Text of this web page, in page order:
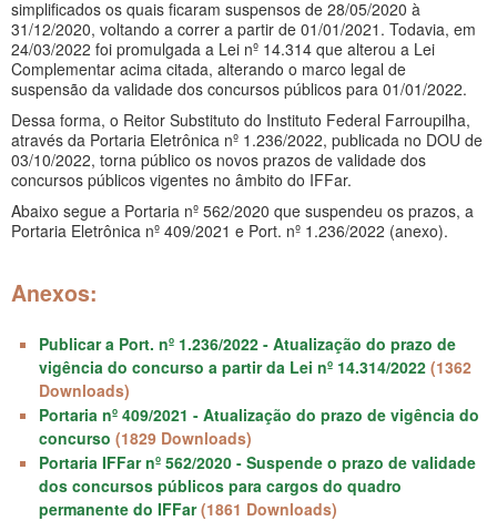
simplificados os quais ficaram suspensos de 28/05/2020 à
31/12/2020, voltando a correr a partir de 01/01/2021. Todavia, em
24/03/2022 foi promulgada a Lei nº 14.314 que alterou a Lei
Complementar acima citada, alterando o marco legal de
suspensão da validade dos concursos públicos para 01/01/2022.
Dessa forma, o Reitor Substituto do Instituto Federal Farroupilha,
através da Portaria Eletrônica nº 1.236/2022, publicada no DOU de
03/10/2022, torna público os novos prazos de validade dos
concursos públicos vigentes no âmbito do IFFar.
Abaixo segue a Portaria nº 562/2020 que suspendeu os prazos, a
Portaria Eletrônica nº 409/2021 e Port. nº 1.236/2022 (anexo).
Anexos:
Publicar a Port. nº 1.236/2022 - Atualização do prazo de
vigência do concurso a partir da Lei nº 14.314/2022 (1362
Downloads)
Portaria nº 409/2021 - Atualização do prazo de vigência do
concurso (1829 Downloads)
Portaria IFFar nº 562/2020 - Suspende o prazo de validade
dos concursos públicos para cargos do quadro
permanente do IFFar (1861 Downloads)